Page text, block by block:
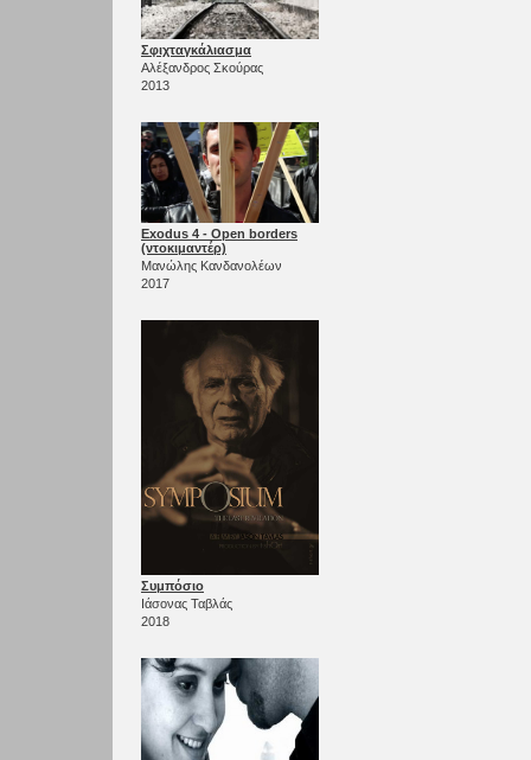
Σφιχταγκάλιασμα
Αλέξανδρος Σκούρας
2013
Exodus 4 - Open borders
(ντοκιμαντέρ)
Μανώλης Κανδανολέων
2017
Συμπόσιο
Ιάσονας Ταβλάς
2018